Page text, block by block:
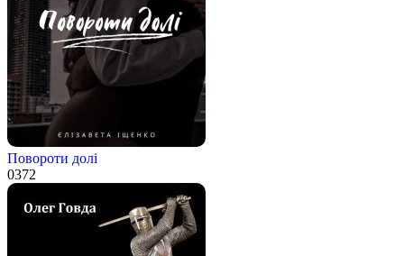
Повороти долі
0372